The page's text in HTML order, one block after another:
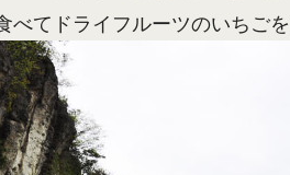
べてドライフルーツのいちごを